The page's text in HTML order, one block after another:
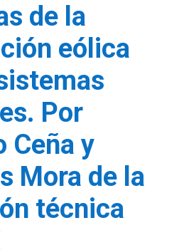
de la
eólica
Por
Ceña y
Mora de la
técnica